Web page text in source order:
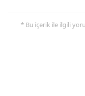
* Bu içerik ile ilgili